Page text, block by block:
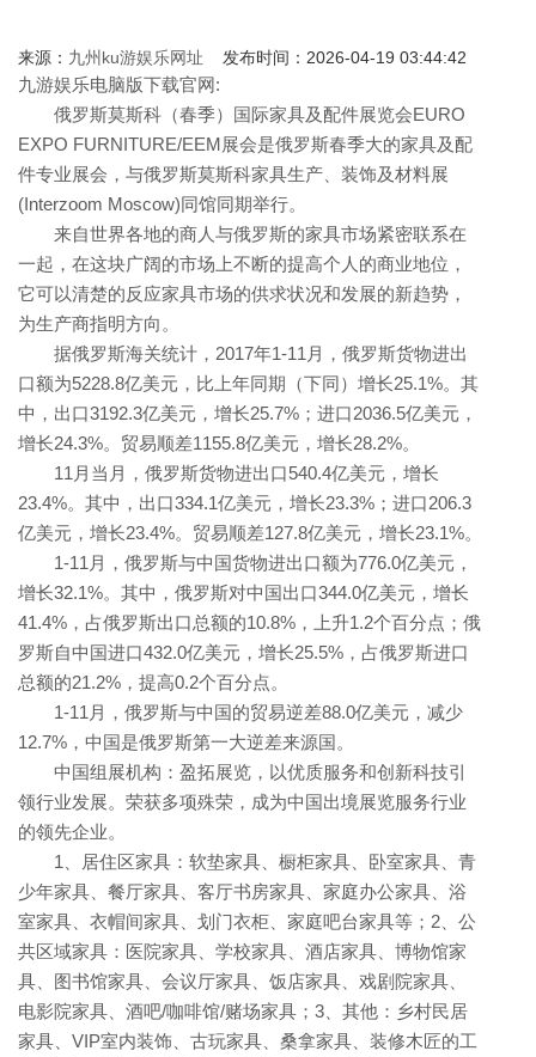
来源： 九州ku游娱乐网址 发布时间：2026-04-19 03:44:42
九游娱乐电脑版下载官网:
俄罗斯莫斯科（春季）国际家具及配件展览会EURO
EXPO FURNITURE/EEM展会是俄罗斯春季大的家具及配
件专业展会，与俄罗斯莫斯科家具生产、装饰及材料展
(Interzoom Moscow)同馆同期举行。
来自世界各地的商人与俄罗斯的家具市场紧密联系在
一起，在这块广阔的市场上不断的提高个人的商业地位，
它可以清楚的反应家具市场的供求状况和发展的新趋势，
为生产商指明方向。
据俄罗斯海关统计，2017年1-11月，俄罗斯货物进出
口额为5228.8亿美元，比上年同期（下同）增长25.1%。其
中，出口3192.3亿美元，增长25.7%；进口2036.5亿美元，
增长24.3%。贸易顺差1155.8亿美元，增长28.2%。
11月当月，俄罗斯货物进出口540.4亿美元，增长
23.4%。其中，出口334.1亿美元，增长23.3%；进口206.3
亿美元，增长23.4%。贸易顺差127.8亿美元，增长23.1%。
1-11月，俄罗斯与中国货物进出口额为776.0亿美元，
增长32.1%。其中，俄罗斯对中国出口344.0亿美元，增长
41.4%，占俄罗斯出口总额的10.8%，上升1.2个百分点；俄
罗斯自中国进口432.0亿美元，增长25.5%，占俄罗斯进口
总额的21.2%，提高0.2个百分点。
1-11月，俄罗斯与中国的贸易逆差88.0亿美元，减少
12.7%，中国是俄罗斯第一大逆差来源国。
中国组展机构：盈拓展览，以优质服务和创新科技引
领行业发展。荣获多项殊荣，成为中国出境展览服务行业
的领先企业。
1、居住区家具：软垫家具、橱柜家具、卧室家具、青
少年家具、餐厅家具、客厅书房家具、家庭办公家具、浴
室家具、衣帽间家具、划门衣柜、家庭吧台家具等；2、公
共区域家具：医院家具、学校家具、酒店家具、博物馆家
具、图书馆家具、会议厅家具、饭店家具、戏剧院家具、
电影院家具、酒吧/咖啡馆/赌场家具；3、其他：乡村民居
家具、VIP室内装饰、古玩家具、桑拿家具、装修木匠的工